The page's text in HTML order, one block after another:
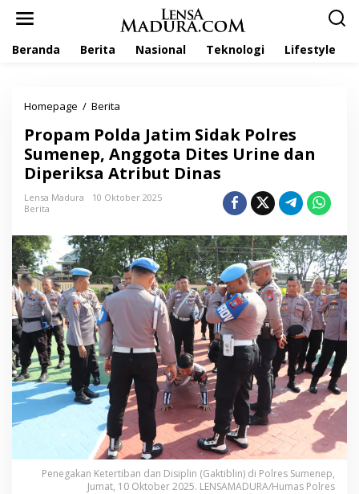
Beranda Berita Nasional Teknologi Lifestyle
Homepage / Berita
o
p
a
m
P
d
a
J
a
t
S
i
P
o
l
r
e
s
Propam Polda Jatim Sidak Polres
Sumenep, Anggota Dites Urine dan
Diperiksa Atribut Dinas
Lensa Madura
10 Oktober 2025
Berita
Penegakan Ketertiban dan Disiplin (Gaktiblin) di Polres Sumenep,
Jumat, 10 Oktober 2025. LENSAMADURA/Humas Polres